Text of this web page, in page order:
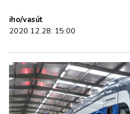
REPÜLÉS
KÖZLEKEDÉSFEJLESZTÉS
ELLÁTÁSI LÁNC
iho/vasút
2020.12.28. 15:00